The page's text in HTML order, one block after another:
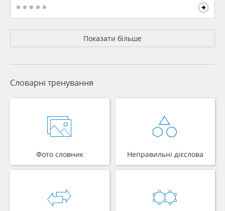
Показати більше
Словарні тренування
Фото словник Неправильні дієслова